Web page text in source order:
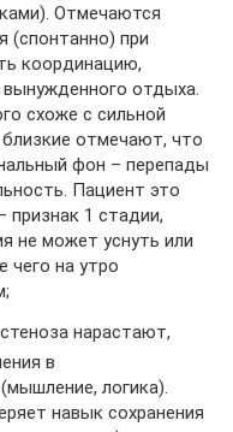
Отмечаются
(спонтанно) при
координацию,
отдыха.
схоже с сильной
отмечают, что
фон – перепады
Пациент это
признак 1 стадии,
не может уснуть или
чего на утро
нарастают,
в
логика).
навык сохранения